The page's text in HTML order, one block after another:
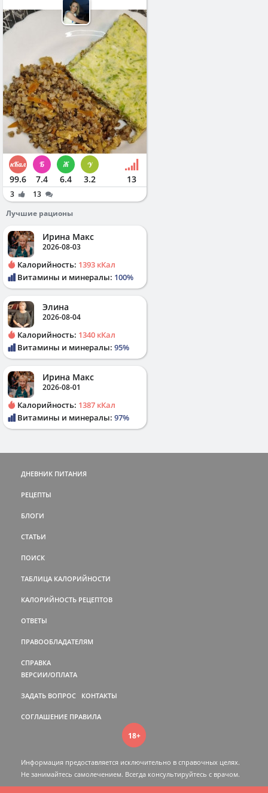
99.6 7.4 6.4 3.2 13
3
13
Лучшие рационы
Ирина Макс
2026-08-03
Калорийность: 1393 кКал
Витамины и минералы: 100%
Элина
2026-08-04
Калорийность: 1340 кКал
Витамины и минералы: 95%
Ирина Макс
2026-08-01
Калорийность: 1387 кКал
Витамины и минералы: 97%
ДНЕВНИК ПИТАНИЯ
РЕЦЕПТЫ
БЛОГИ
СТАТЬИ
ПОИСК
ТАБЛИЦА КАЛОРИЙНОСТИ
КАЛОРИЙНОСТЬ РЕЦЕПТОВ
ОТВЕТЫ
ПРАВООБЛАДАТЕЛЯМ
СПРАВКА
ВЕРСИИ/ОПЛАТА
ЗАДАТЬ ВОПРОС КОНТАКТЫ
СОГЛАШЕНИЕ ПРАВИЛА
18+
Информация предоставляется исключительно в справочных целях.
Не занимайтесь самолечением. Всегда консультируйтесь c врачом.